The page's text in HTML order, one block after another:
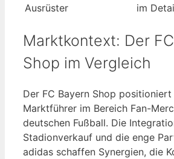
Ausrüster
im
Marktkontext: Der
Shop im Vergleich
Der FC Bayern Shop
Marktführer im Bereich Fan-
deutschen Fußball. Die
Stadionverkauf und die enge
adidas schaffen Synergien, die